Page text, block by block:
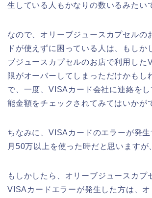
生している人もかなりの数いるみたい
なので、オリーブジュースカプセルの
ドが使えずに困っている人は、もしか
ブジュースカプセルのお店で利用した
限がオーバーしてしまっただけかもし
で、一度、VISAカード会社に連絡を
能金額をチェックされてみてはいかが
ちなみに、VISAカードのエラーが発
月50万以上を使った時だと思いますが
もしかしたら、オリーブジュースカプ
VISAカードエラーが発生した方は、オ